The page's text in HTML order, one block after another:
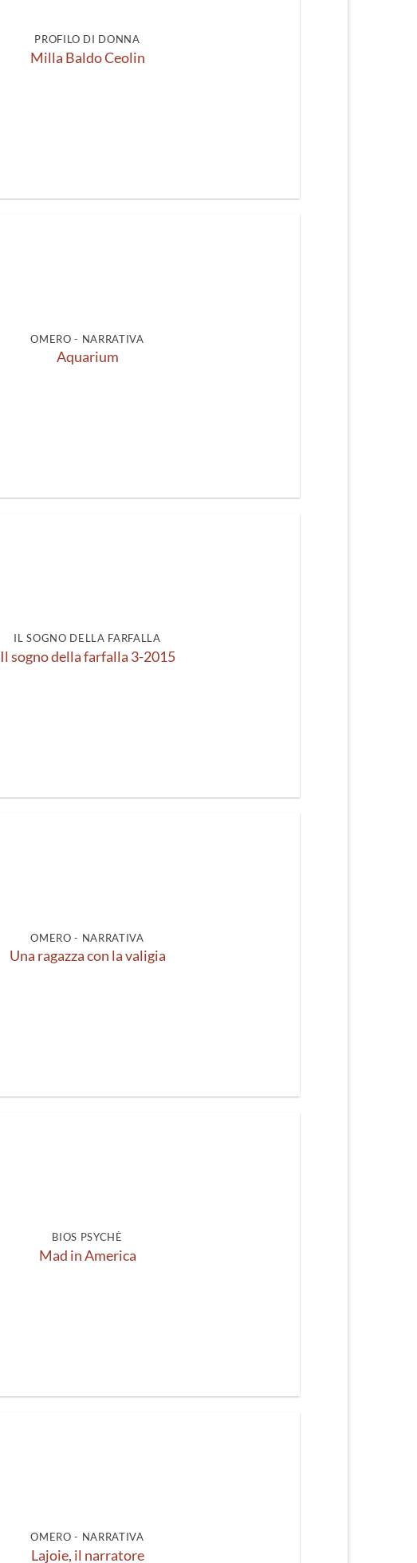
PROFILO DI DONNA
Milla Baldo Ceolin
OMERO - NARRATIVA
Aquarium
IL SOGNO DELLA FARFALLA
Il sogno della farfalla 3-2015
OMERO - NARRATIVA
Una ragazza con la valigia
BIOS PSYCHÈ
Mad in America
OMERO - NARRATIVA
Lajoie, il narratore